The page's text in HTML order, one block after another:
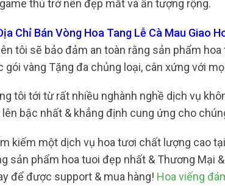
thủ trở nên đẹp mắt và ấn tượng rộng.
Chỉ Bán Vòng Hoa Tang Lễ Cà Mau Giao
tôi sẽ bảo đảm an toàn rằng sản phẩm
vàng Tặng đa chủng loại, cân xứng với
tôi tới từ rất nhiều nghành nghề dịch vụ
lên bậc nhất & khẳng định cung ứng cho
kiếm một dịch vụ hoa tươi chất lượng cao
sản phẩm hoa tuoi đẹp nhất & Thương Mại
để được support & mua hàng! Hoa viếng